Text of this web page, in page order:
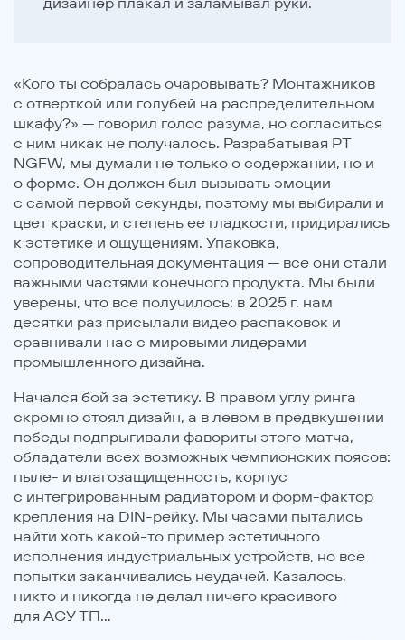
«Кого ты собралась очаровывать? Монтажников
с отверткой или голубей на распределительном
шкафу?» — говорил голос разума, но согласиться
с ним никак не получалось. Разрабатывая PT
NGFW, мы думали не только о содержании, но и
о форме. Он должен был вызывать эмоции
с самой первой секунды, поэтому мы выбирали и
цвет краски, и степень ее гладкости, придирались
к эстетике и ощущениям. Упаковка,
сопроводительная документация — все они стали
важными частями конечного продукта. Мы были
уверены, что все получилось: в 2025 г. нам
десятки раз присылали видео распаковок и
сравнивали нас с мировыми лидерами
промышленного дизайна.
Начался бой за эстетику. В правом углу ринга
скромно стоял дизайн, а в левом в предвкушении
победы подпрыгивали фавориты этого матча,
обладатели всех возможных чемпионских поясов:
пыле- и влагозащищенность, корпус
с интегрированным радиатором и форм-фактор
крепления на DIN-рейку. Мы часами пытались
найти хоть какой-то пример эстетичного
исполнения индустриальных устройств, но все
попытки заканчивались неудачей. Казалось,
никто и никогда не делал ничего красивого
для АСУ ТП…